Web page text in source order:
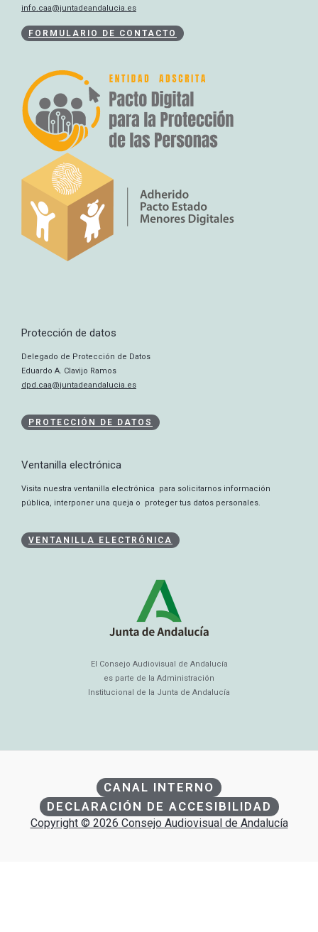
info.caa@juntadeandalucia.es
FORMULARIO DE CONTACTO
Protección de datos
Delegado de Protección de Datos
Eduardo A. Clavijo Ramos
dpd.caa@juntadeandalucia.es
PROTECCIÓN DE DATOS
Ventanilla electrónica
Visita nuestra ventanilla electrónica para solicitarnos información
pública, interponer una queja o proteger tus datos personales.
VENTANILLA ELECTRÓNICA
El Consejo Audiovisual de Andalucía
es parte de la Administración
Institucional de la Junta de Andalucía
CANAL INTERNO
DECLARACIÓN DE ACCESIBILIDAD
Copyright © 2026 Consejo Audiovisual de Andalucía